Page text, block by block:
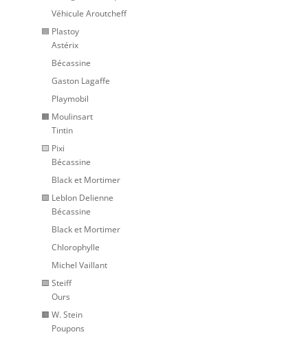
Véhicule Aroutcheff
🟦 Plastoy
Astérix
Bécassine
Gaston Lagaffe
Playmobil
🟧 Moulinsart
Tintin
🟨 Pixi
Bécassine
Black et Mortimer
🟩 Leblon Delienne
Bécassine
Black et Mortimer
Chlorophylle
Michel Vaillant
🟪 Steiff
Ours
🟫 W. Stein
Poupons